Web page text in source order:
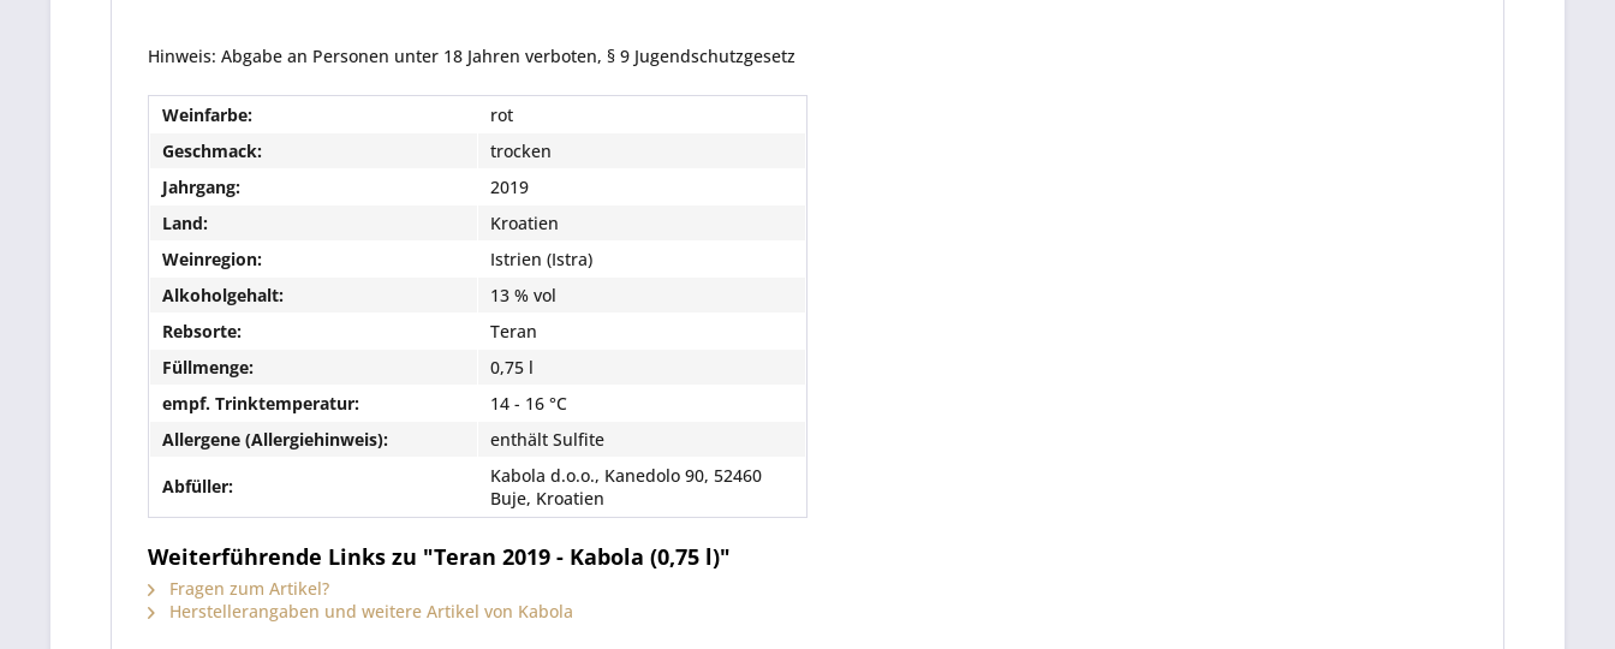
Hinweis: Abgabe an Personen unter 18 Jahren verboten, § 9 Jugendschutzgesetz
Weinfarbe:
rot
Geschmack:
trocken
Jahrgang:
2019
Land:
Kroatien
Weinregion:
Istrien (Istra)
Alkoholgehalt:
13 % vol
Rebsorte:
Teran
Füllmenge:
0,75 l
empf. Trinktemperatur:
14 - 16 °C
Allergene (Allergiehinweis):
enthält Sulfite
Abfüller:
Kabola d.o.o., Kanedolo 90, 52460
Buje, Kroatien
Weiterführende Links zu "Teran 2019 - Kabola (0,75 l)"
Fragen zum Artikel?
Herstellerangaben und weitere Artikel von Kabola